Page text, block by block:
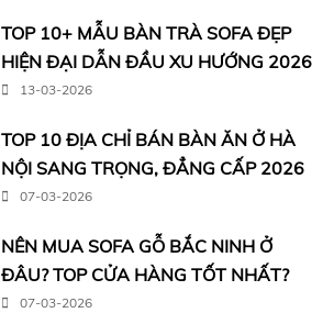
TOP 10+ MẪU BÀN TRÀ SOFA ĐẸP
HIỆN ĐẠI DẪN ĐẦU XU HƯỚNG 2026
13-03-2026
TOP 10 ĐỊA CHỈ BÁN BÀN ĂN Ở HÀ
NỘI SANG TRỌNG, ĐẲNG CẤP 2026
07-03-2026
NÊN MUA SOFA GỖ BẮC NINH Ở
ĐÂU? TOP CỬA HÀNG TỐT NHẤT?
07-03-2026